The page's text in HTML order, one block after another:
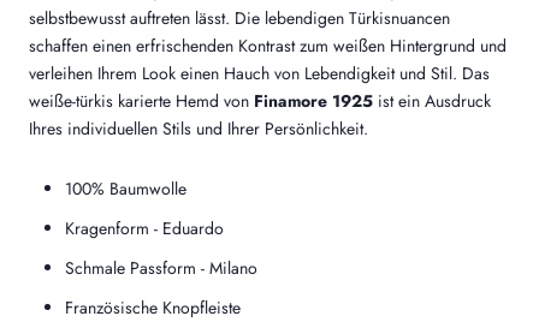
selbstbewusst auftreten lässt. Die lebendigen Türkisnuancen
schaffen einen erfrischenden Kontrast zum weißen Hintergrund und
verleihen Ihrem Look einen Hauch von Lebendigkeit und Stil. Das
weiße-türkis karierte Hemd von Finamore 1925 ist ein Ausdruck
Ihres individuellen Stils und Ihrer Persönlichkeit.
100% Baumwolle
Kragenform - Eduardo
Schmale Passform - Milano
Französische Knopfleiste